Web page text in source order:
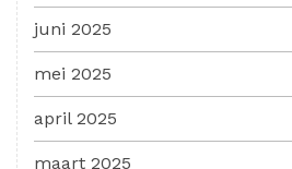
juni 2025
mei 2025
april 2025
maart 2025